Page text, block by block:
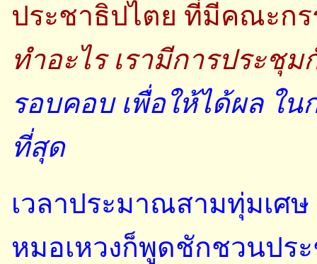
ประชาธิปไตย ที่มีคณะก
ทำอะไร เรามีการประชุม
รอบคอบ เพื่อให้ได้ผล ใน
ที่สุด
เวลาประมาณสามทุ่มเศษ
หมอเหวงก็พูดชักชวนปร